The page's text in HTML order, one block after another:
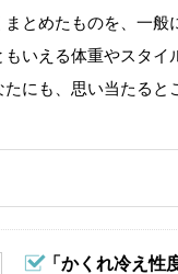
とめたものを、一
もいえる体重やスタイ
にも、思い当たると
「かくれ冷え性